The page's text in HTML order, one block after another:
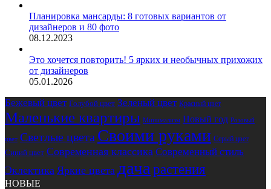
Планировка мансарды: 8 готовых вариантов от
дизайнеров и 80 фото
08.12.2023
Это хочется повторить! 5 ярких и необычных прихожих
от дизайнеров
05.01.2026
Бежевый цвет Голубой цвет Зеленый цвет Красный цвет
Маленькие квартиры Минимализм Новый год Розовый
цвет Светлые цвета Своими руками Серый цвет
Синий цвет Современная классика Современный стиль
Эклектика Яркие цвета дача растения
НОВЫЕ